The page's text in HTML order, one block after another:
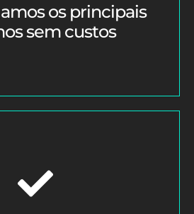
os principais
sem custos